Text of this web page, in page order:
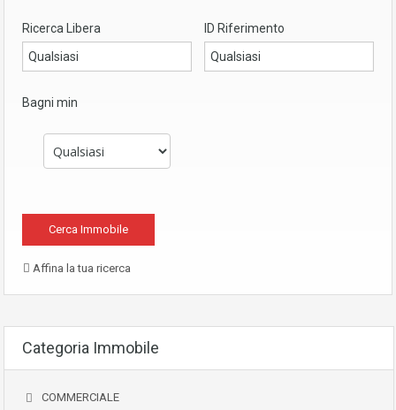
Ricerca Libera ID Riferimento
Bagni min
Affina la tua ricerca
Categoria Immobile
COMMERCIALE